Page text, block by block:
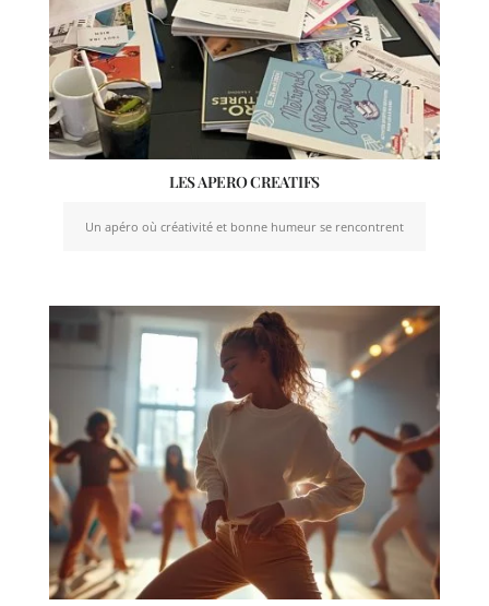
LES APERO CREATIFS
Un apéro où créativité et bonne humeur se rencontrent